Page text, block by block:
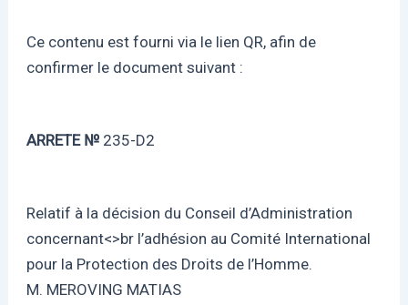
Ce contenu est fourni via le lien QR, afin de
confirmer le document suivant :
ARRETE № 235-D2
Relatif à la décision du Conseil d’Administration
concernant<>br l’adhésion au Comité International
pour la Protection des Droits de l’Homme.
M. MEROVING MATIAS